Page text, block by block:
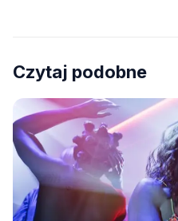
Czytaj podobne